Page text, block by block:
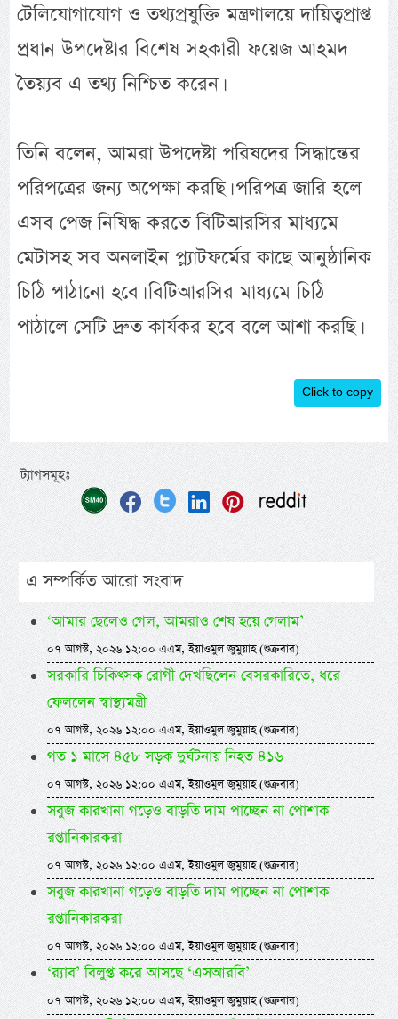
টেলিযোগাযোগ ও তথ্যপ্রযুক্তি মন্ত্রণালয়ে দায়িত্বপ্রাপ্ত
প্রধান উপদেষ্টার বিশেষ সহকারী ফয়েজ আহমদ
তৈয়্যব এ তথ্য নিশ্চিত করেন।
তিনি বলেন, আমরা উপদেষ্টা পরিষদের সিদ্ধান্তের
পরিপত্রের জন্য অপেক্ষা করছি। পরিপত্র জারি হলে
এসব পেজ নিষিদ্ধ করতে বিটিআরসির মাধ্যমে
মেটাসহ সব অনলাইন প্ল্যাটফর্মের কাছে আনুষ্ঠানিক
চিঠি পাঠানো হবে। বিটিআরসির মাধ্যমে চিঠি
পাঠালে সেটি দ্রুত কার্যকর হবে বলে আশা করছি।
Click to copy
ট্যাগসমূহঃ
এ সম্পর্কিত আরো সংবাদ
‘আমার ছেলেও গেল, আমরাও শেষ হয়ে গেলাম’
০৭ আগস্ট, ২০২৬ ১২:০০ এএম, ইয়াওমুল জুমুয়াহ (শুক্রবার)
সরকারি চিকিৎসক রোগী দেখছিলেন বেসরকারিতে, ধরে
ফেললেন স্বাস্থ্যমন্ত্রী
০৭ আগস্ট, ২০২৬ ১২:০০ এএম, ইয়াওমুল জুমুয়াহ (শুক্রবার)
গত ১ মাসে ৪৫৮ সড়ক দুর্ঘটনায় নিহত ৪১৬
০৭ আগস্ট, ২০২৬ ১২:০০ এএম, ইয়াওমুল জুমুয়াহ (শুক্রবার)
সবুজ কারখানা গড়েও বাড়তি দাম পাচ্ছেন না পোশাক
রপ্তানিকারকরা
০৭ আগস্ট, ২০২৬ ১২:০০ এএম, ইয়াওমুল জুমুয়াহ (শুক্রবার)
সবুজ কারখানা গড়েও বাড়তি দাম পাচ্ছেন না পোশাক
রপ্তানিকারকরা
০৭ আগস্ট, ২০২৬ ১২:০০ এএম, ইয়াওমুল জুমুয়াহ (শুক্রবার)
‘র‍্যাব’ বিলুপ্ত করে আসছে ‘এসআরবি’
০৭ আগস্ট, ২০২৬ ১২:০০ এএম, ইয়াওমুল জুমুয়াহ (শুক্রবার)